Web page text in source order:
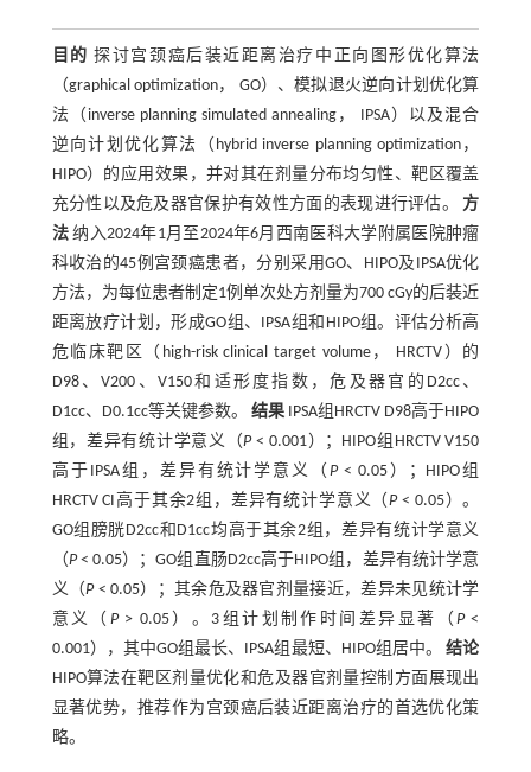
目的 探讨宫颈癌后装近距离治疗中正向图形优化算法
（graphical optimization， GO）、模拟退火逆向计划优化算
法（inverse planning simulated annealing， IPSA）以及混合
逆向计划优化算法（hybrid inverse planning optimization，
HIPO）的应用效果，并对其在剂量分布均匀性、靶区覆盖
充分性以及危及器官保护有效性方面的表现进行评估。 方
法纳入2024年1月至2024年6月西南医科大学附属医院肿瘤
科收治的45例宫颈癌患者，分别采用GO、HIPO及IPSA优化
方法，为每位患者制定1例单次处方剂量为700 cGy的后装近
距离放疗计划，形成GO组、IPSA组和HIPO组。评估分析高
危临床靶区（high-risk clinical target volume， HRCTV）的
D98、V200、V150和适形度指数，危及器官的D2cc、
D1cc、D0.1cc等关键参数。结果 IPSA组HRCTV D98高于HIPO
组，差异有统计学意义（P< 0.001）；HIPO组HRCTV V150
高于IPSA组，差异有统计学意义（P< 0.05）；HIPO组
HRCTV CI高于其余2组，差异有统计学意义（P< 0.05）。
GO组膀胱D2cc和D1cc均高于其余2组，差异有统计学意义
（P< 0.05）；GO组直肠D2cc高于HIPO组，差异有统计学意
义（P< 0.05）；其余危及器官剂量接近，差异未见统计学
意义（ P> 0.05）。3组计划制作时间差异显著（ P<
0.001），其中GO组最长、IPSA组最短、HIPO组居中。结论
HIPO算法在靶区剂量优化和危及器官剂量控制方面展现出
显著优势，推荐作为宫颈癌后装近距离治疗的首选优化策
略。